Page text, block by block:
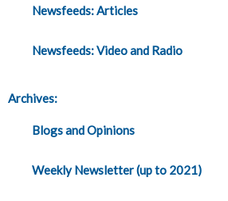
Newsfeeds: Articles
Newsfeeds: Video and Radio
Archives:
Blogs and Opinions
Weekly Newsletter (up to 2021)